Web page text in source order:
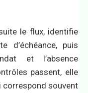
le flux, identifie
d’échéance, puis
et l’absence
passent, elle
correspond souvent